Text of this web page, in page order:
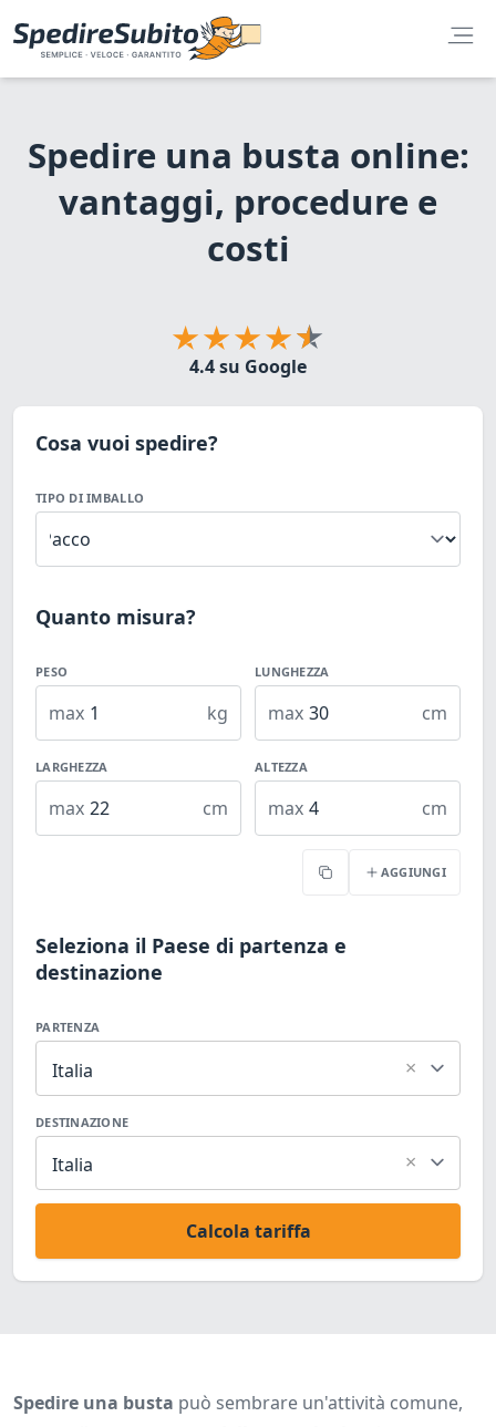
Spedire una busta online:
vantaggi, procedure e
costi
4.4 su Google
Cosa vuoi spedire?
TIPO DI IMBALLO
Quanto misura?
PESO
max kg
LUNGHEZZA
max cm
LARGHEZZA
max cm
ALTEZZA
max cm
Copia AGGIUNGI
Seleziona il Paese di partenza e
destinazione
PARTENZA
Italia ×
DESTINAZIONE
Italia ×
Calcola tariffa
Spedire una busta può sembrare un'attività comune,